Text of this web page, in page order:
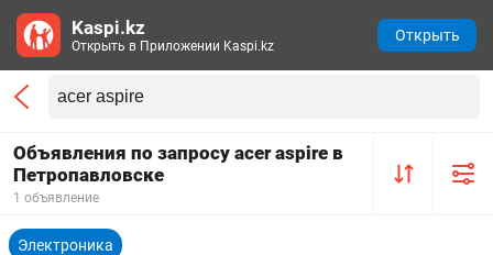
Объявления по запросу acer aspire в
Петропавловске
1 объявление
Электроника
Kaspi.kz
Открыть в Приложении Kaspi.kz
Открыть